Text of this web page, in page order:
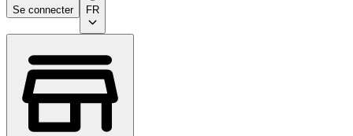
Se connecter FR